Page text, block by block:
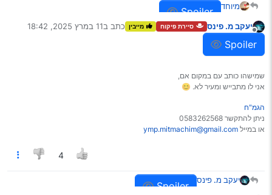
מיוחד Spoiler
מנותק
יעקב מ. פינס סיירת פיקוח מייבין כתב ב11 במרץ 2025, 18:42
נערך לאחרונה על ידי
Spoiler
שמישהו כותב עם במקום אם,
אני לו מתבייש ומעיר לא. 😊
הגמ"ח
ניתן להתקשר 0583262568
או במייל ymp.mitmachim@gmail.com
4
יעקב מ. פינס Spoiler